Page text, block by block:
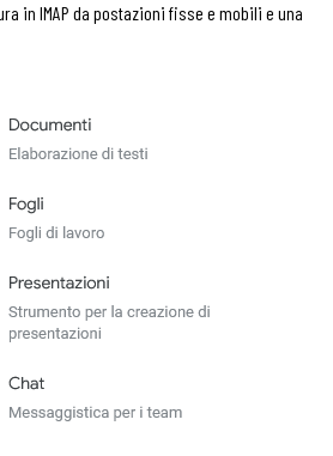
in IMAP da postazioni fisse e mobili e una